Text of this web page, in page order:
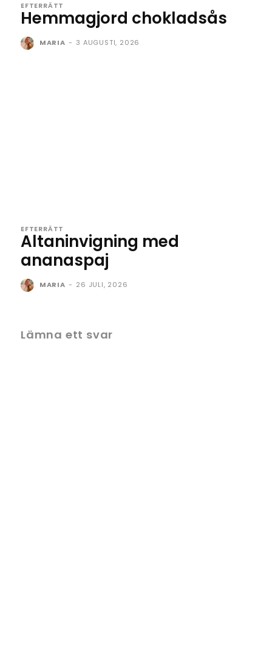
EFTERRÄTT
Hemmagjord chokladsås
MARIA - 3 AUGUSTI, 2026
EFTERRÄTT
Altaninvigning med
ananaspaj
MARIA - 26 JULI, 2026
Lämna ett svar